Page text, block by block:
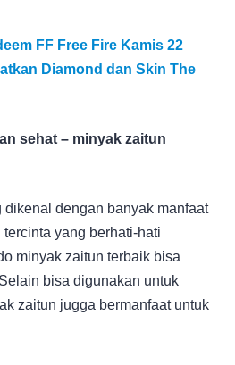
FF Free Fire Kamis 22
Diamond dan Skin The
sehat – minyak zaitun
dikenal dengan banyak manfaat
yang berhati-hati
minyak zaitun terbaik bisa
bisa digunakan untuk
zaitun jugga bermanfaat untuk